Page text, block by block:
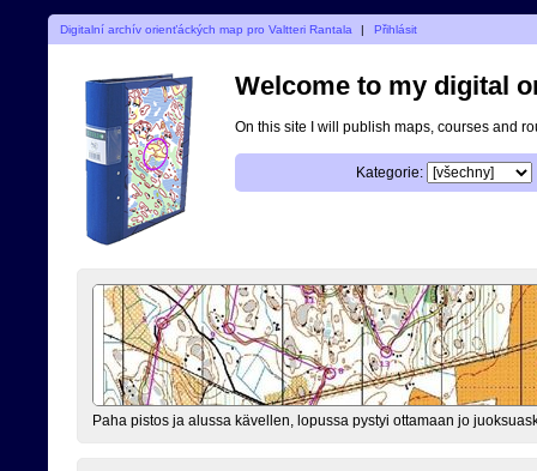
Digitalní archív orienťáckých map pro Valtteri Rantala | Přihlásit
Welcome to my digital
On this site I will publish maps, courses and
Kategorie:
Paha pistos ja alussa kävellen, lopussa pystyi ottamaan jo